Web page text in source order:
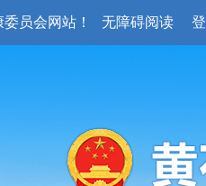
员会网站！ 无障碍阅读